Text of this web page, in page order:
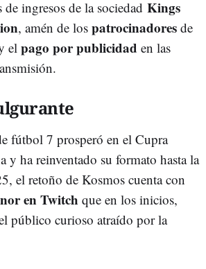
ingresos de la sociedad Kings
, amén de los patrocinadores de
el pago por publicidad en las
fútbol 7 prosperó en el Cupra
y ha reinventado su formato hasta la
el retoño de Kosmos cuenta con
en Twitch que en los inicios,
público curioso atraído por la